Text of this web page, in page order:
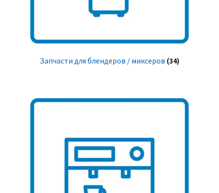
Запчасти для блендеров / миксеров (34)